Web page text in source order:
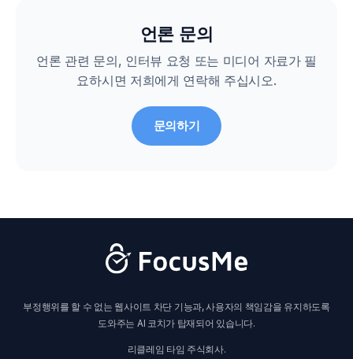
언론 문의
언론 관련 문의, 인터뷰 요청 또는 미디어 자료가 필
요하시면 저희에게 연락해 주십시오.
문의하기
부정행위를 할 수 없는 웹사이트 차단 기능과, 사용자의 책임감을 유지하도록
도와주는 AI 코치가 탑재되어 있습니다.
리클레임 타임 주식회사.